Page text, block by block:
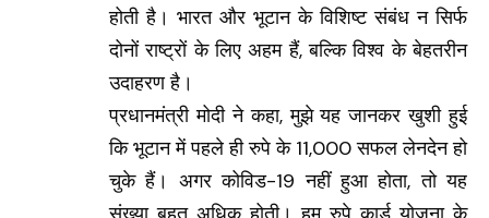
होती है। भारत और भूटान के विशिष्ट संबंध न सिर्फ
दोनों राष्ट्रों के लिए अहम हैं, बल्कि विश्व के बेहतरीन
उदाहरण है।
प्रधानमंत्री मोदी ने कहा, मुझे यह जानकर खुशी हुई
कि भूटान में पहले ही रुपे के 11,000 सफल लेनदेन हो
चुके हैं। अगर कोविड-19 नहीं हुआ होता, तो यह